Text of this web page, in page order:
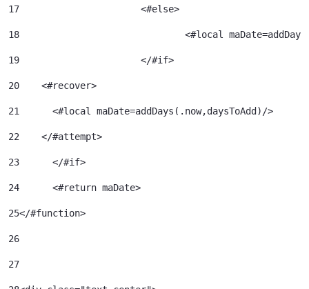
17
			<#else>
18
<#local
19
			</#if>
20
    <#recover>
21
      <#local maDate=addDays(.now,daysToAdd)/>
22
    </#attempt>
23
	</#if>
24
	<#return maDate>
25</#function>
26
27